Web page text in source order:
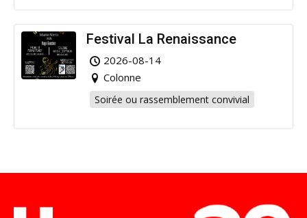
Festival La Renaissance
2026-08-14
Colonne
Soirée ou rassemblement convivial